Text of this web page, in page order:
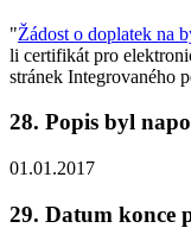
"Žádost o doplatek na
li certifikát pro
stránek Integrovaného
28. Popis byl
01.01.2017
29. Datum konce